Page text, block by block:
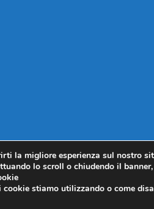
la migliore esperienza sul nostro
lo scroll o chiudendo il
cookie stiamo utilizzando o come